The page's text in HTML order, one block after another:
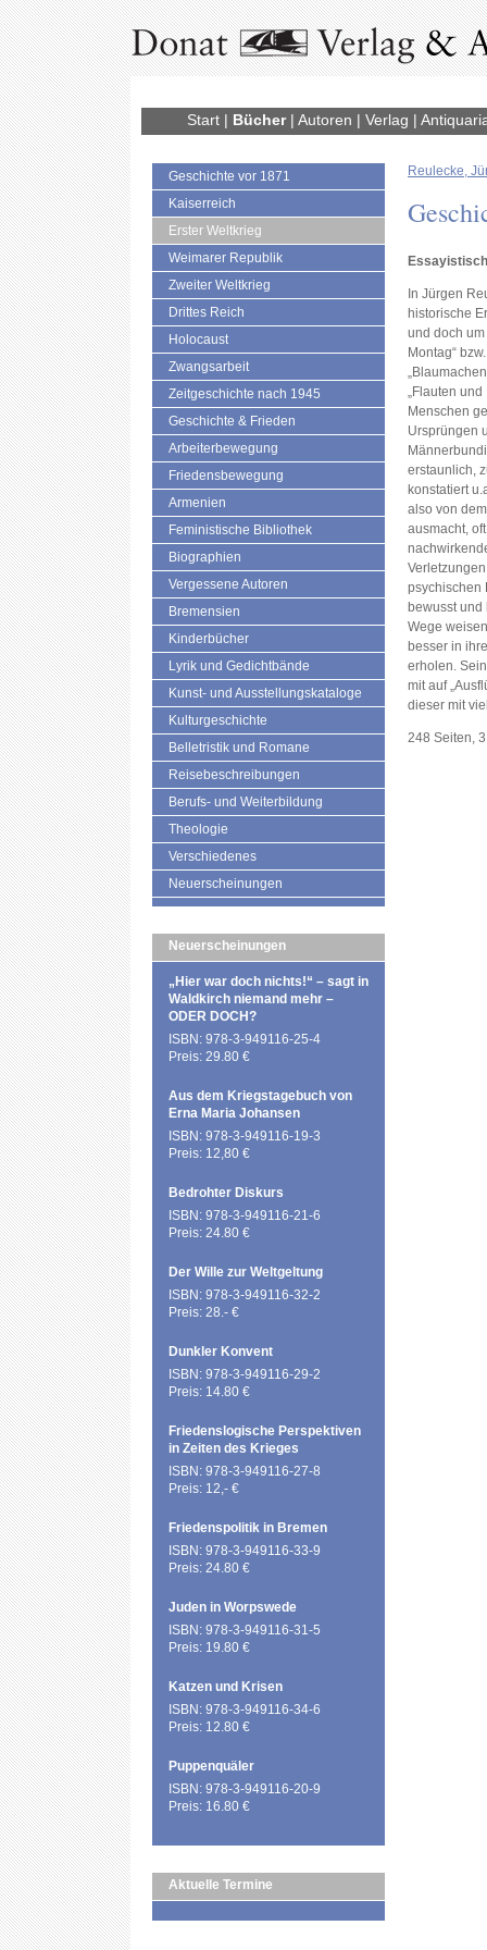
Start| Bücher| Autoren | Verlag |
Geschichte vor 1871
Kaiserreich
Erster Weltkrieg
Weimarer Republik
Zweiter Weltkrieg
Drittes Reich
Holocaust
Zwangsarbeit
Zeitgeschichte nach 1945
Geschichte & Frieden
Arbeiterbewegung
Friedensbewegung
Armenien
Feministische Bibliothek
Biographien
Vergessene Autoren
Bremensien
Kinderbücher
Lyrik und Gedichtbände
Kunst- und Ausstellungskataloge
Kulturgeschichte
Belletristik und Romane
Reisebeschreibungen
Berufs- und Weiterbildung
Theologie
Verschiedenes
Neuerscheinungen
Neuerscheinungen
„Hier war doch nichts!“ – sagt in
Waldkirch niemand mehr –
ODER DOCH?
ISBN: 978-3-949116-25-4
Preis: 29.80 €
Aus dem Kriegstagebuch von
Erna Maria Johansen
ISBN: 978-3-949116-19-3
Preis: 12,80 €
Bedrohter Diskurs
ISBN: 978-3-949116-21-6
Preis: 24.80 €
Der Wille zur Weltgeltung
ISBN: 978-3-949116-32-2
Preis: 28.- €
Dunkler Konvent
ISBN: 978-3-949116-29-2
Preis: 14.80 €
Friedenslogische Perspektiven
in Zeiten des Krieges
ISBN: 978-3-949116-27-8
Preis: 12,- €
Friedenspolitik in Bremen
ISBN: 978-3-949116-33-9
Preis: 24.80 €
Juden in Worpswede
ISBN: 978-3-949116-31-5
Preis: 19.80 €
Katzen und Krisen
ISBN: 978-3-949116-34-6
Preis: 12.80 €
Puppenquäler
ISBN: 978-3-949116-20-9
Preis: 16.80 €
Aktuelle Termine
Reulecke,
In Jürgen
historische
und doch um
Montag“
„Flauten und
Menschen
Ursprüngen
erstaunlich,
konstatiert
also von
ausmacht,
psychischen
bewusst und
Wege
besser in
erholen.
mit auf
dieser mit
248 Seiten,